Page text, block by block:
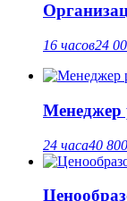
16 часов24
Менеджер
24 часа40